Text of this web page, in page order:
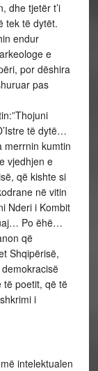
dhe tjetër t’i
tek të dytët.
endur
e
por dëshira
pas
të dytë…
merrnin kumtin
vjedhjen e
që kishte si
në vitin
Nderi i Kombit
Po ëhë…
që
Shqipërisë,
të poetit, që të
i
intelektualen